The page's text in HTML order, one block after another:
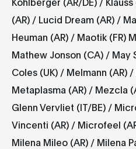
(AR) / Lucid Dream (AR) /
Heuman (AR) / Maotik (FR)
Mathew Jonson (CA) / May
Coles (UK) / Melmann (AR)
Metaplasma (AR) / Mezcla
Glenn Vervliet (IT/BE) /
Vincenti (AR) / Microfeel
Milena Mileo (AR) / Milena